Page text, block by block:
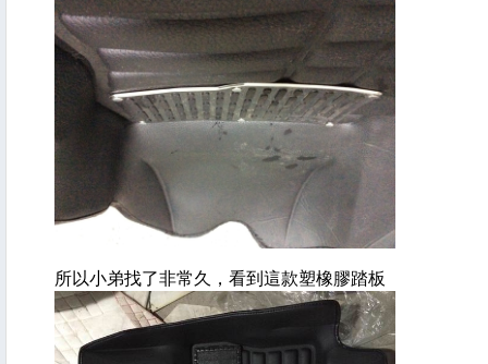
所以小弟找了非常久，看到這款塑橡膠踏板